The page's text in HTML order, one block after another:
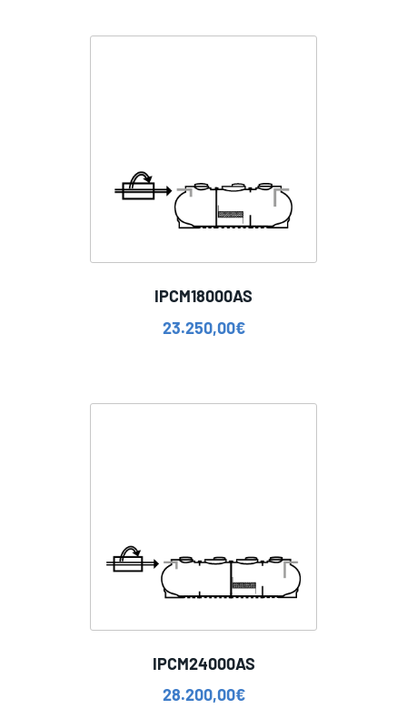
IPCM18000AS
23.250,00€
IPCM24000AS
28.200,00€